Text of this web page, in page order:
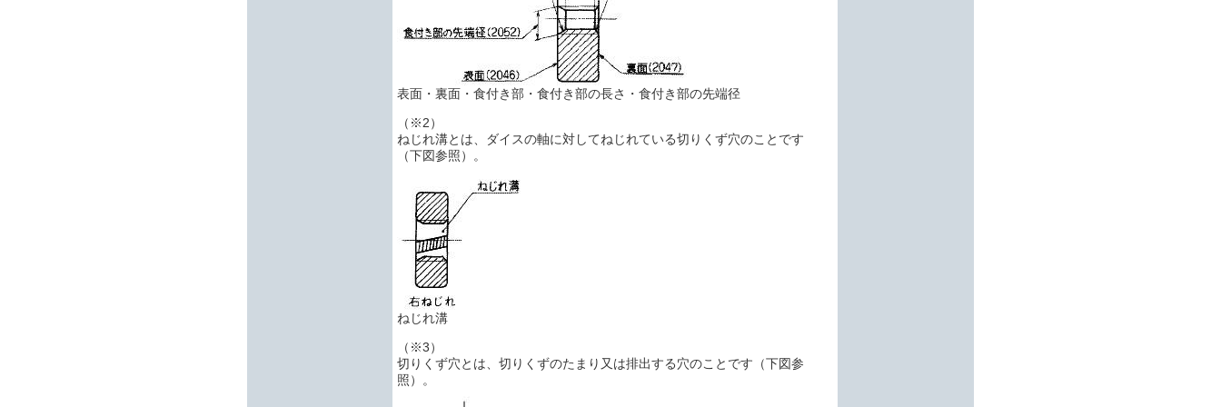
表面・裏面・食付き部・食付き部の長さ・食付き部の先端径
（※2）
ねじれ溝とは、ダイスの軸に対してねじれている切りくず穴のことです
（下図参照）。
ねじれ溝
（※3）
切りくず穴とは、切りくずのたまり又は排出する穴のことです（下図参
照）。